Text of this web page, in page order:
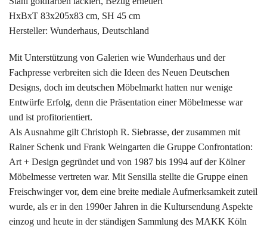
HxBxT 83x205x83 cm, SH 45 cm
Hersteller: Wunderhaus, Deutschland
Mit Unterstützung von Galerien wie Wunderhaus und der
Fachpresse verbreiten sich die Ideen des Neuen Deutschen
Designs, doch im deutschen Möbelmarkt hatten nur wenige
Entwürfe Erfolg, denn die Präsentation einer Möbelmesse war
und ist profitorientiert.
Als Ausnahme gilt Christoph R. Siebrasse, der zusammen mit
Rainer Schenk und Frank Weingarten die Gruppe Confrontation:
Art + Design gegründet und von 1987 bis 1994 auf der Kölner
Möbelmesse vertreten war. Mit Sensilla stellte die Gruppe einen
Freischwinger vor, dem eine breite mediale Aufmerksamkeit zuteil
wurde, als er in den 1990er Jahren in die Kultursendung Aspekte
einzog und heute in der ständigen Sammlung des MAKK Köln